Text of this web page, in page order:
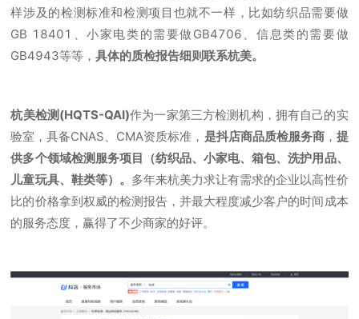
样涉及的检测标准和检测项目也就不一样，比如纺织品需要做
GB 18401、小家电类的需要做GB4706、信息类的需要做
GB4943等等，具体的质检报告细则联系杭美。
杭美检测(HQTS-QAI)作为一家第三方检测机构，拥有自己的实
验室，具备CNAS、CMA资质标准， 是抖店商品质检服务商， 提
供多个领域检测服务项目（纺织品、小家电、箱包、洗护用品、
儿童玩具、鞋类等）。 多年来杭美力求让有需求的企业以高性价
比的价格拿到权威的检测报告，并最大程度减少客户的时间成本
的服务态度，赢得了不少商家的好评。